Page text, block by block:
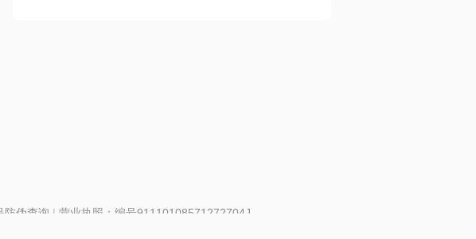
防伪查询 | 营业执照：编号91110108571272704J